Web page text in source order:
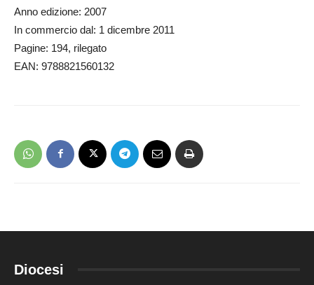
Anno edizione: 2007
In commercio dal: 1 dicembre 2011
Pagine: 194, rilegato
EAN: 9788821560132
Diocesi